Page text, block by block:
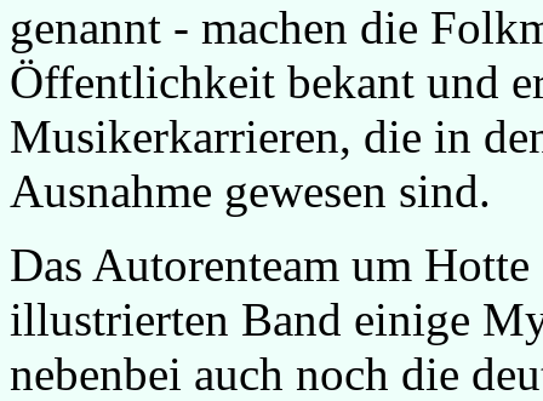
genannt - machen die
Öffentlichkeit bekant und
Musikerkarrieren, die in
Ausnahme gewesen sind.
Das Autorenteam um
illustrierten Band einige
nebenbei auch noch die